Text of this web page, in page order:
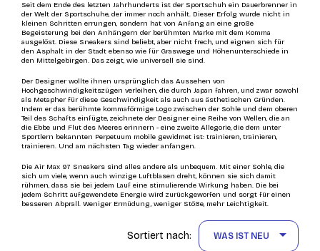
Seit dem Ende des letzten Jahrhunderts ist der Sportschuh ein Dauerbrenner in
der Welt der Sportschuhe, der immer noch anhält. Dieser Erfolg wurde nicht in
kleinen Schritten errungen, sondern hat von Anfang an eine große
Begeisterung bei den Anhängern der berühmten Marke mit dem Komma
ausgelöst. Diese Sneakers sind beliebt, aber nicht frech, und eignen sich für
den Asphalt in der Stadt ebenso wie für Graswege und Höhenunterschiede in
den Mittelgebirgen. Das zeigt, wie universell sie sind.
Der Designer wollte ihnen ursprünglich das Aussehen von
Hochgeschwindigkeitszügen verleihen, die durch Japan fahren, und zwar sowohl
als Metapher für diese Geschwindigkeit als auch aus ästhetischen Gründen.
Indem er das berühmte kommaförmige Logo zwischen der Sohle und dem oberen
Teil des Schafts einfügte, zeichnete der Designer eine Reihe von Wellen, die an
die Ebbe und Flut des Meeres erinnern - eine zweite Allegorie, die dem unter
Sportlern bekannten Perpetuum mobile gewidmet ist: trainieren, trainieren,
trainieren. Und am nächsten Tag wieder anfangen.
Die Air Max 97 Sneakers sind alles andere als unbequem. Mit einer Sohle, die
sich um viele, wenn auch winzige Luftblasen dreht, können sie sich damit
rühmen, dass sie bei jedem Lauf eine stimulierende Wirkung haben. Die bei
jedem Schritt aufgewendete Energie wird zurückgeworfen und sorgt für einen
besseren Abprall. Weniger Ermüdung, weniger Stöße, mehr Leichtigkeit.
Sortiert nach: WAS IST NEU 